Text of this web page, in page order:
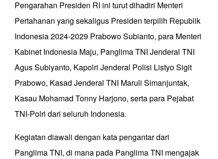
Pengarahan Presiden RI ini turut dihadiri Menteri
Pertahanan yang sekaligus Presiden terpilih Republik
Indonesia 2024-2029 Prabowo Subianto, para Menteri
Kabinet Indonesia Maju, Panglima TNI Jenderal TNI
Agus Subiyanto, Kapolri Jenderal Polisi Listyo Sigit
Prabowo, Kasad Jenderal TNI Maruli Simanjuntak,
Kasau Mohamad Tonny Harjono, serta para Pejabat
TNI-Polri dari seluruh Indonesia.
Kegiatan diawali dengan kata pengantar dari
Panglima TNI, di mana pada Panglima TNI mengajak